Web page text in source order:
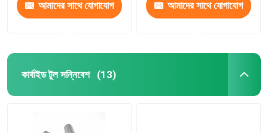
আমাদের সাথে যোগাযোগ আমাদের সাথে যোগাযোগ
কার্বাইড টুল সন্নিবেশ (13)